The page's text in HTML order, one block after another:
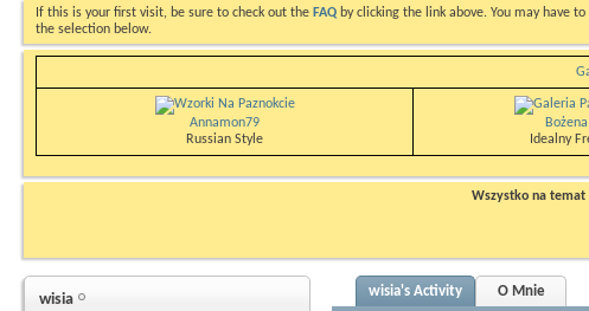
If this is your first visit, be sure to check out the FAQ by clicking the link above. You may have to
the selection below.
Annamon79
Russian Style
Bożena
Idealny
Wszystko na temat
wisia wisia's Activity O Mnie